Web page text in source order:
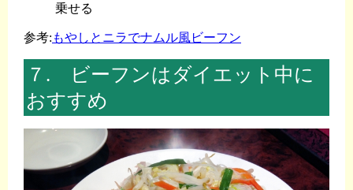
乗せる
参考: もやしとニラでナムル風ビーフン
７. ビーフンはダイエット中に
おすすめ